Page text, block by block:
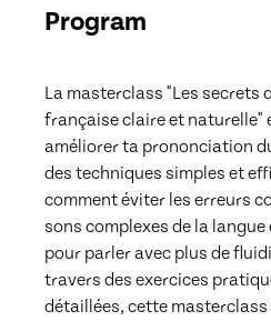
Program
La masterclass "Les secrets
française claire et naturelle"
améliorer ta prononciation
des techniques simples et
comment éviter les erreurs
sons complexes de la
pour parler avec plus de
travers des exercices
détaillées, cette